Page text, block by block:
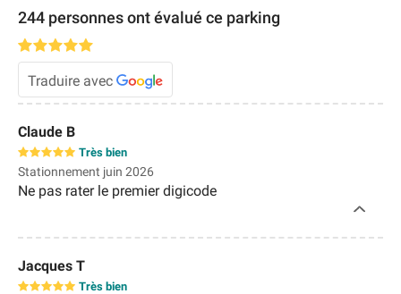
244 personnes ont évalué ce parking
Traduire avec
Claude B
Très bien
Stationnement juin 2026
Ne pas rater le premier digicode
Jacques T
Très bien